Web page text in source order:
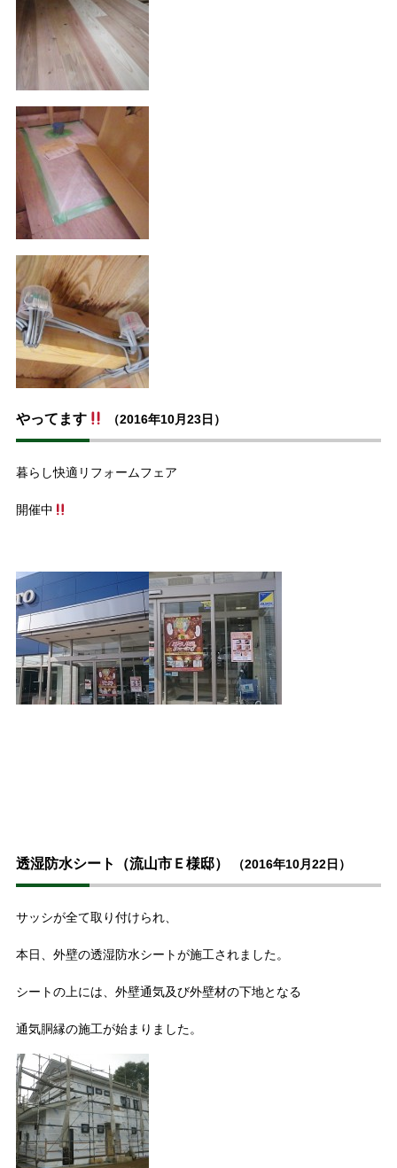
やってます （2016年10月23日）
暮らし快適リフォームフェア
開催中
透湿防水シート（流山市Ｅ様邸） （2016年10月22日）
サッシが全て取り付けられ、
本日、外壁の透湿防水シートが施工されました。
シートの上には、外壁通気及び外壁材の下地となる
通気胴縁の施工が始まりました。